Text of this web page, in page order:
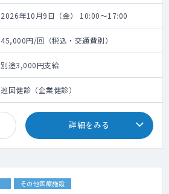
2026年10月9日（金） 10:00～17:00
45,000円/回（税込・交通費別）
別途3,000円支給
巡回健診（企業健診）
詳細をみる
その他医療施設